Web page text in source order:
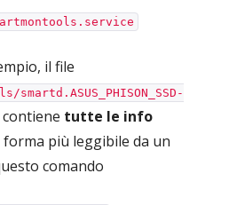
il file
contiene tutte le info
forma più leggibile da un
comando